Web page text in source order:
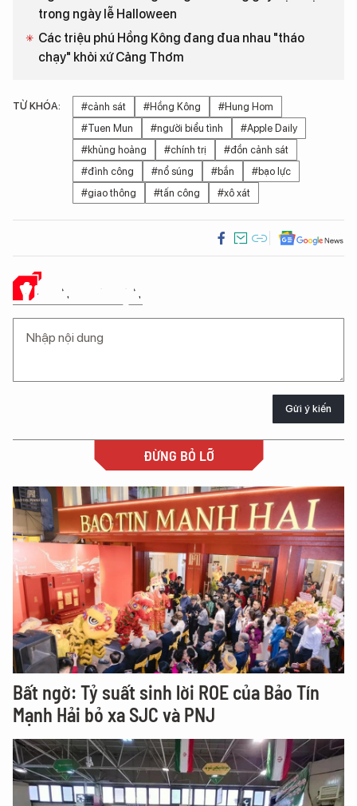
trong ngày lễ Halloween
Các triệu phú Hồng Kông đang đua nhau "tháo
chạy" khỏi xứ Cảng Thơm
TỪ KHÓA: #cảnh sát #Hồng Kông
#Hung Hom
#Tuen Mun
#người biểu tình
#Apple Daily
#khủng hoảng
#chính trị
#đồn cảnh sát
#đình công
#nổ súng #bắn
#bạo lực
#giao thông
#tấn công #xô xát
Ý KIẾN CỦA BẠN
Gửi ý kiến
ĐỪNG BỎ LỠ
Bất ngờ: Tỷ suất sinh lời ROE của Bảo Tín
Mạnh Hải bỏ xa SJC và PNJ